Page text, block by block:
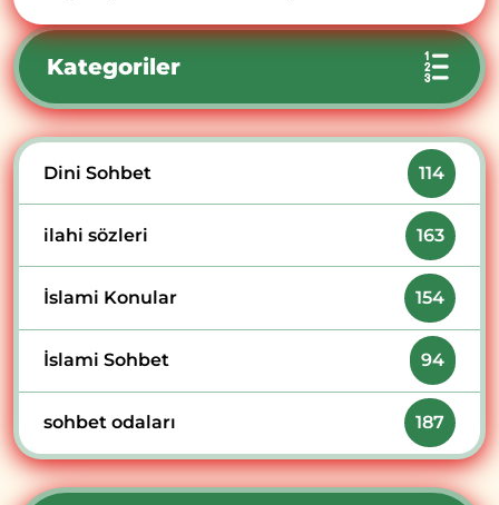
Kategoriler
Dini Sohbet 114
ilahi sözleri 163
İslami Konular 154
İslami Sohbet 94
sohbet odaları 187